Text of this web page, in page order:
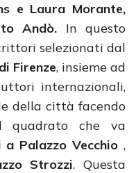
e Laura Morante,
Andò. In questo
selezionati dal
Firenze, insieme ad
internazionali,
della città facendo
quadrato che va
a Palazzo Vecchio ,
Strozzi. Questa